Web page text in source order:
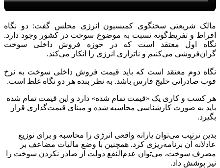
مالک شریعتی سخنگوی کمیسیون انرژی مجلس گفت: دو‌ نگاه
افراط و تفریط‌گونه نسبت به موضوع سوخت در کشور وجود دارد.
نگاه اول معتقد است که در حوزه فروش داخلی سوخت
گران‌فروشی می‌کنیم و ناترازی انرژی را انکار می‌کند.
نگاه دوم معتقد است که باید قیمت فروش داخلی سوخت به نرخ
فوب صادراتی‌ خلیج فارس باشد. به نظر بنده هر دو نگاه غلط است.
هر کسب و کاری یک «قیمت تمام شده» دارد و این قیمت تمام شده
باید به صورت کارشناسی محاسبه شده و مبنای قیمت‌گذاری قرار
بگیرد.
بدین ترتیب می‌توان یارانه واقعی انرژی را محاسبه و برای توزیع
عادلانه آن برنامه‌ریزی کرد. همچنین با وضع مالیات مضاعف بر
مصرف سوخت، می‌توان عدم‌النفع دولت از صادر نکردن سوخت را
نیز پوشش داد.